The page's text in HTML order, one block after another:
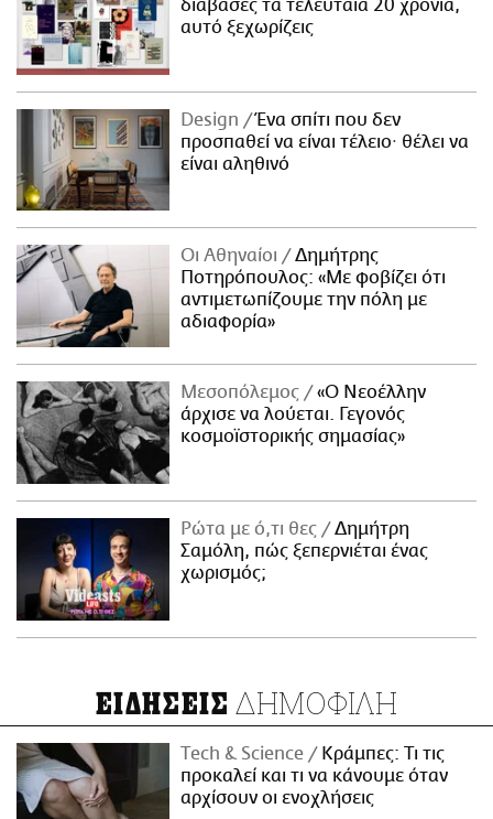
διάβασες τα τελευταία 20 χρόνια,
αυτό ξεχωρίζεις
Design
Ένα σπίτι που δεν
προσπαθεί να είναι τέλειο· θέλει να
είναι αληθινό
Οι Αθηναίοι
Δημήτρης
Ποτηρόπουλος: «Με φοβίζει ότι
αντιμετωπίζουμε την πόλη με
αδιαφορία»
Μεσοπόλεμος
«Ο Νεοέλλην
άρχισε να λούεται. Γεγονός
κοσμοϊστορικής σημασίας»
Ρώτα με ό,τι θες
Δημήτρη
Σαμόλη, πώς ξεπερνιέται ένας
χωρισμός;
ΕΙΔΗΣΕΙΣ ΔΗΜΟΦΙΛΗ
Τech & Science
Κράμπες: Τι τις
προκαλεί και τι να κάνουμε όταν
αρχίσουν οι ενοχλήσεις